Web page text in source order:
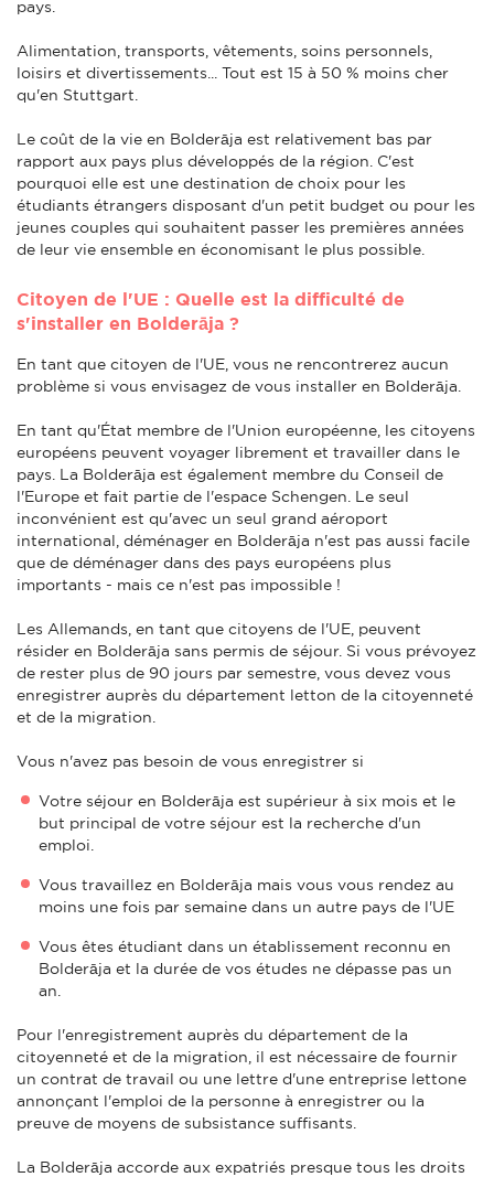
pays.
Alimentation, transports, vêtements, soins personnels,
loisirs et divertissements... Tout est 15 à 50 % moins cher
qu'en Stuttgart.
Le coût de la vie en Bolderāja est relativement bas par
rapport aux pays plus développés de la région. C'est
pourquoi elle est une destination de choix pour les
étudiants étrangers disposant d'un petit budget ou pour les
jeunes couples qui souhaitent passer les premières années
de leur vie ensemble en économisant le plus possible.
Citoyen de l'UE : Quelle est la difficulté de
s'installer en Bolderāja ?
En tant que citoyen de l'UE, vous ne rencontrerez aucun
problème si vous envisagez de vous installer en Bolderāja.
En tant qu'État membre de l'Union européenne, les citoyens
européens peuvent voyager librement et travailler dans le
pays. La Bolderāja est également membre du Conseil de
l'Europe et fait partie de l'espace Schengen. Le seul
inconvénient est qu'avec un seul grand aéroport
international, déménager en Bolderāja n'est pas aussi facile
que de déménager dans des pays européens plus
importants - mais ce n'est pas impossible !
Les Allemands, en tant que citoyens de l'UE, peuvent
résider en Bolderāja sans permis de séjour. Si vous prévoyez
de rester plus de 90 jours par semestre, vous devez vous
enregistrer auprès du département letton de la citoyenneté
et de la migration.
Vous n'avez pas besoin de vous enregistrer si
Votre séjour en Bolderāja est supérieur à six mois et le
but principal de votre séjour est la recherche d'un
emploi.
Vous travaillez en Bolderāja mais vous vous rendez au
moins une fois par semaine dans un autre pays de l'UE
Vous êtes étudiant dans un établissement reconnu en
Bolderāja et la durée de vos études ne dépasse pas un
an.
Pour l'enregistrement auprès du département de la
citoyenneté et de la migration, il est nécessaire de fournir
un contrat de travail ou une lettre d'une entreprise lettone
annonçant l'emploi de la personne à enregistrer ou la
preuve de moyens de subsistance suffisants.
La Bolderāja accorde aux expatriés presque tous les droits